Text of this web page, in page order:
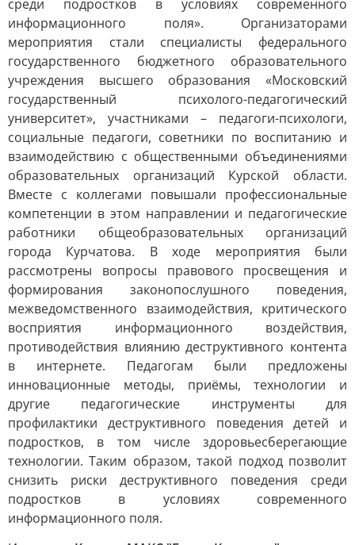
среди подростков в условиях современного
информационного поля». Организаторами
мероприятия стали специалисты федерального
государственного бюджетного образовательного
учреждения высшего образования «Московский
государственный психолого-педагогический
университет», участниками – педагоги-психологи,
социальные педагоги, советники по воспитанию и
взаимодействию с общественными объединениями
образовательных организаций Курской области.
Вместе с коллегами повышали профессиональные
компетенции в этом направлении и педагогические
работники общеобразовательных организаций
города Курчатова. В ходе мероприятия были
рассмотрены вопросы правового просвещения и
формирования законопослушного поведения,
межведомственного взаимодействия, критического
восприятия информационного воздействия,
противодействия влиянию деструктивного контента
в интернете. Педагогам были предложены
инновационные методы, приёмы, технологии и
другие педагогические инструменты для
профилактики деструктивного поведения детей и
подростков, в том числе здоровьесберегающие
технологии. Таким образом, такой подход позволит
снизить риски деструктивного поведения среди
подростков в условиях современного
информационного поля.